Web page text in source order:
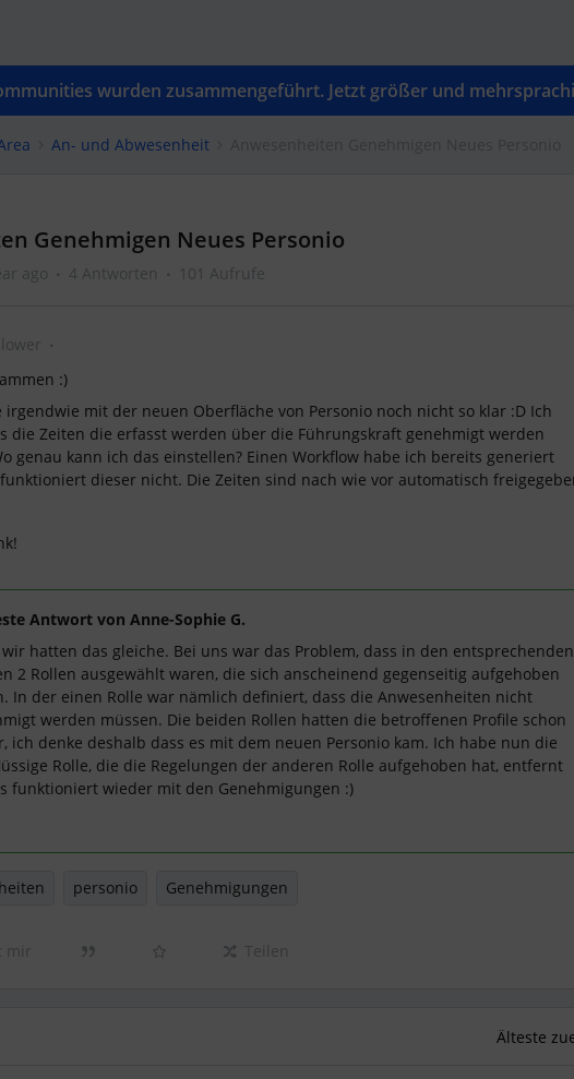
wurden zusammengeführt. Jetzt größer und
An- und Abwesenheit
Genehmigen Neues Personio
ago 4 Antworten 101 Aufrufe
:)
irgendwie mit der neuen Oberfläche von Personio noch nicht so klar :D Ich
die Zeiten die erfasst werden über die Führungskraft genehmigt werden
genau kann ich das einstellen? Einen Workflow habe ich bereits generiert
dieser nicht. Die Zeiten sind nach wie vor automatisch
Antwort von Anne-Sophie G.
wir hatten das gleiche. Bei uns war das Problem, dass in den entsprechenden
2 Rollen ausgewählt waren, die sich anscheinend gegenseitig aufgehoben
In der einen Rolle war nämlich definiert, dass die Anwesenheiten nicht
werden müssen. Die beiden Rollen hatten die betroffenen Profile schon
ich denke deshalb dass es mit dem neuen Personio kam. Ich habe nun die
Rolle, die die Regelungen der anderen Rolle aufgehoben hat, entfernt
funktioniert wieder mit den Genehmigungen :)
personio Genehmigungen
mir Teilen
Älteste